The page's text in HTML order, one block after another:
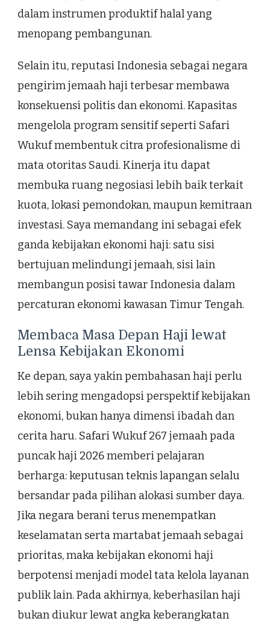
dalam instrumen produktif halal yang
menopang pembangunan.
Selain itu, reputasi Indonesia sebagai negara
pengirim jemaah haji terbesar membawa
konsekuensi politis dan ekonomi. Kapasitas
mengelola program sensitif seperti Safari
Wukuf membentuk citra profesionalisme di
mata otoritas Saudi. Kinerja itu dapat
membuka ruang negosiasi lebih baik terkait
kuota, lokasi pemondokan, maupun kemitraan
investasi. Saya memandang ini sebagai efek
ganda kebijakan ekonomi haji: satu sisi
bertujuan melindungi jemaah, sisi lain
membangun posisi tawar Indonesia dalam
percaturan ekonomi kawasan Timur Tengah.
Membaca Masa Depan Haji lewat
Lensa Kebijakan Ekonomi
Ke depan, saya yakin pembahasan haji perlu
lebih sering mengadopsi perspektif kebijakan
ekonomi, bukan hanya dimensi ibadah dan
cerita haru. Safari Wukuf 267 jemaah pada
puncak haji 2026 memberi pelajaran
berharga: keputusan teknis lapangan selalu
bersandar pada pilihan alokasi sumber daya.
Jika negara berani terus menempatkan
keselamatan serta martabat jemaah sebagai
prioritas, maka kebijakan ekonomi haji
berpotensi menjadi model tata kelola layanan
publik lain. Pada akhirnya, keberhasilan haji
bukan diukur lewat angka keberangkatan